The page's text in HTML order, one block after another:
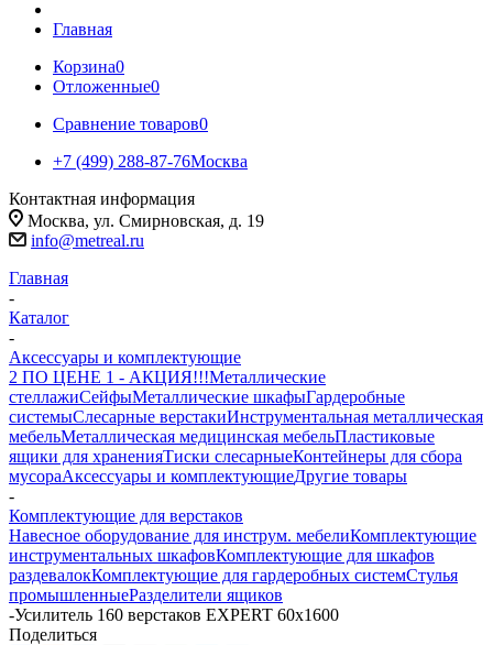
Главная
Корзина0
Отложенные0
Сравнение товаров0
+7 (499) 288-87-76Москва
Контактная информация
Москва, ул. Смирновская, д. 19
info@metreal.ru
Главная
-
Каталог
-
Аксессуары и комплектующие
2 ПО ЦЕНЕ 1 - АКЦИЯ!!!Металлические
стеллажиСейфыМеталлические шкафыГардеробные
системыСлесарные верстакиИнструментальная металлическая
мебельМеталлическая медицинская мебельПластиковые
ящики для храненияТиски слесарныеКонтейнеры для сбора
мусораАксессуары и комплектующиеДругие товары
-
Комплектующие для верстаков
Навесное оборудование для инструм. мебелиКомплектующие
инструментальных шкафовКомплектующие для шкафов
раздевалокКомплектующие для гардеробных системСтулья
промышленныеРазделители ящиков
-Усилитель 160 верстаков EXPERT 60x1600
Поделиться